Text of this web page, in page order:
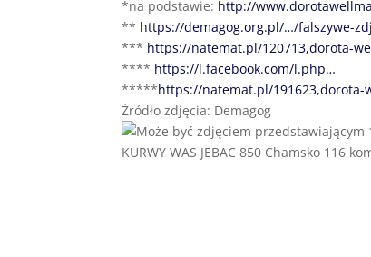
*na podstawie: http://
** https://demagog.org.pl/…/falszywe-
*** https://natemat.pl/120713,dorota-
**** https://l.facebook.com/l.php…
*****https://natemat.pl/191623,dorota-
Źródło zdjęcia: Demagog